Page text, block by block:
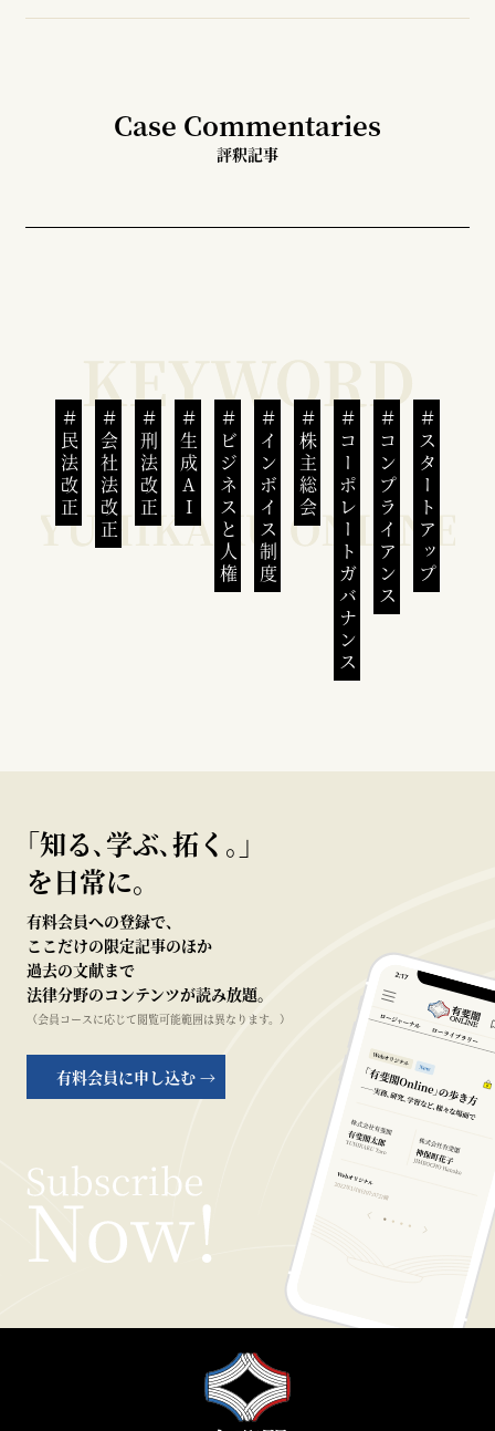
Case Commentaries
評釈記事
民法改正 会社法改正 刑法改正 生成AI ビジネスと人権インボイス制度 株主総会 コーポレートガバナンスコンプライアンススタートアップ
｢知る､学ぶ､拓く｡｣
を日常に。
有料会員への登録で、
ここだけの限定記事のほか
過去の文献まで
法律分野のコンテンツが読み放題。
（会員コースに応じて閲覧可能範囲は異なります。）
有料会員に申し込む →